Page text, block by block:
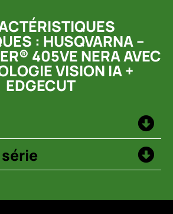
: HUSQVARNA –
405VE NERA AVEC
VISION IA +
EDGECUT